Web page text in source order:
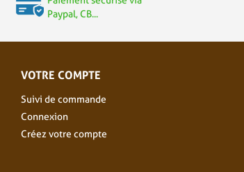
Paypal, CB...
VOTRE COMPTE
Suivi de commande
Connexion
Créez votre compte